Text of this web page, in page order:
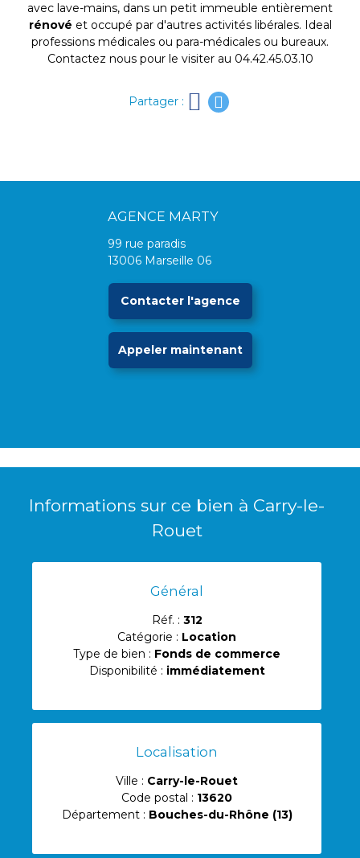
avec lave-mains, dans un petit immeuble entièrement
rénové et occupé par d'autres activités libérales. Ideal
professions médicales ou para-médicales ou bureaux.
Contactez nous pour le visiter au 04.42.45.03.10
Partager :
AGENCE MARTY
99 rue paradis
13006 Marseille 06
Contacter l'agence
Appeler maintenant
sélectionami
Informations sur ce bien à Carry-le-
Rouet
Général
Réf. : 312
Catégorie : Location
Type de bien : Fonds de commerce
Disponibilité : immédiatement
Localisation
Ville : Carry-le-Rouet
Code postal : 13620
Département : Bouches-du-Rhône (13)